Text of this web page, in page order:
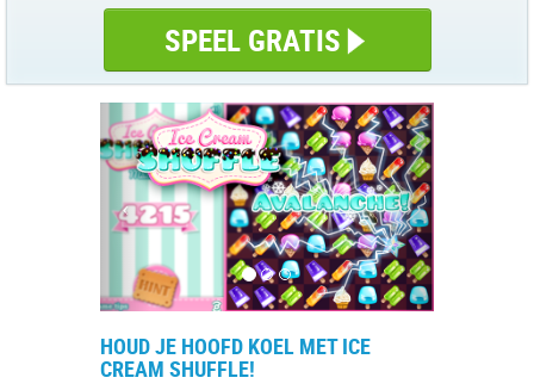
SPEEL GRATIS
HOUD JE HOOFD KOEL MET ICE
CREAM SHUFFLE!